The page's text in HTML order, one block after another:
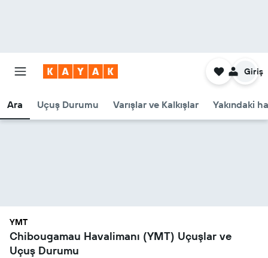
Ara Uçuş Durumu Varışlar ve Kalkışlar Yakındaki
Giriş
YMT
Chibougamau Havalimanı (YMT) Uçuşlar ve
Uçuş Durumu